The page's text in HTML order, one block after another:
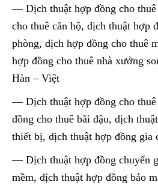
— Dịch thuật hợp đồng cho thuê
cho thuê căn hộ, dịch thuật hợp
phòng, dịch hợp đồng cho thuê
hợp đồng cho thuê nhà xưởng
Hàn – Việt
— Dịch thuật hợp đồng cho
đồng cho thuê bãi đậu, dịch
thiết bị, dịch thuật hợp đồng gia
— Dịch thuật hợp đồng chuyển
mềm, dịch thuật hợp đồng bảo